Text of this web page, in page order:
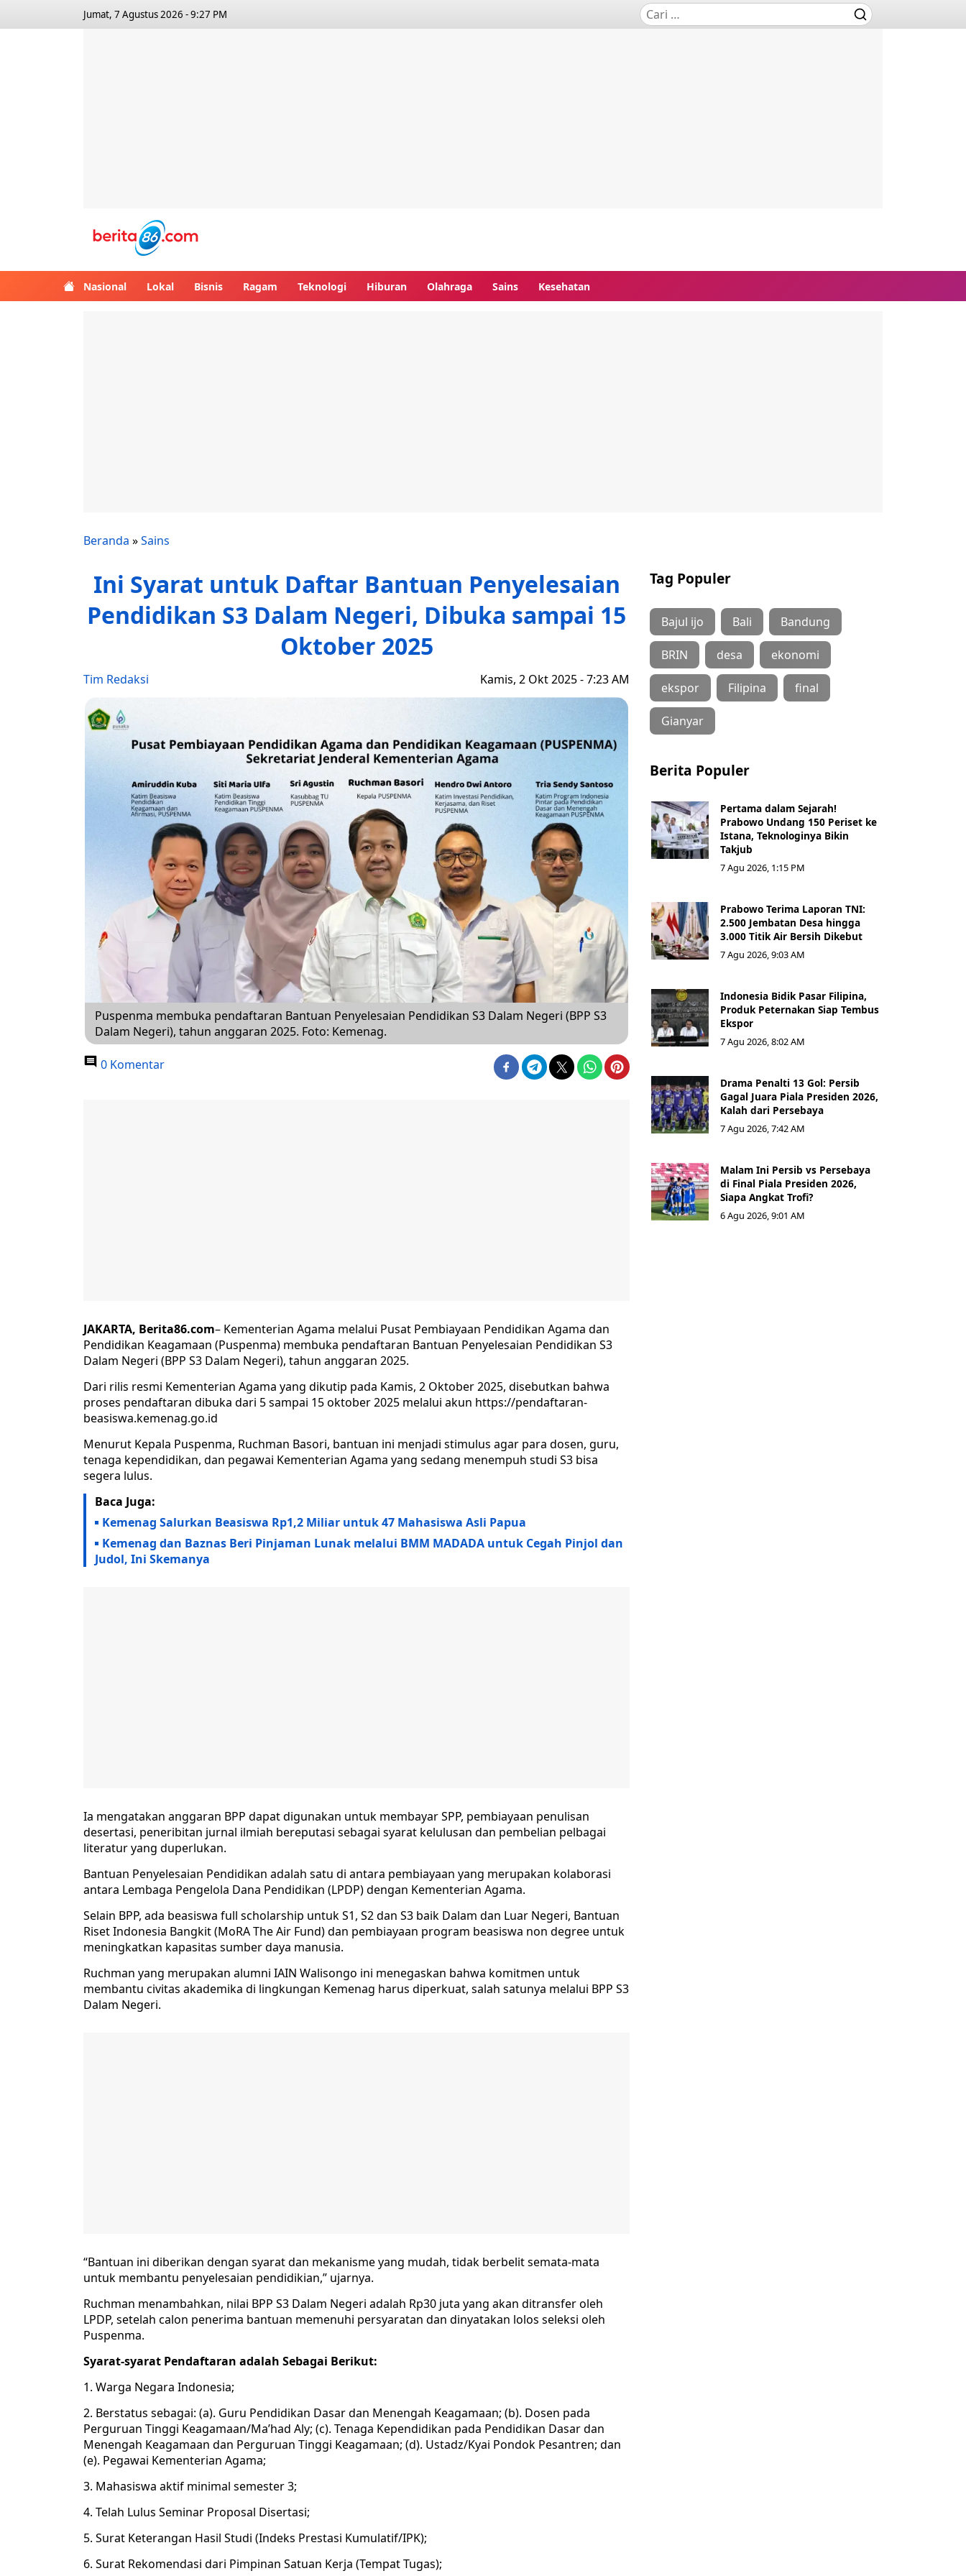
Jumat, 7 Agustus 2026 - 9:27 PM
Nasional Lokal Bisnis Ragam Teknologi Hiburan Olahraga Sains Kesehatan
Beranda »Sains
Ini Syarat untuk Daftar Bantuan Penyelesaian
Pendidikan S3 Dalam Negeri, Dibuka sampai 15
Oktober 2025
Tim Redaksi Kamis, 2 Okt 2025 - 7:23 AM
Puspenma membuka pendaftaran Bantuan Penyelesaian Pendidikan S3 Dalam Negeri (BPP S3
Dalam Negeri), tahun anggaran 2025. Foto: Kemenag.
0 Komentar
JAKARTA, Berita86.com– Kementerian Agama melalui Pusat Pembiayaan Pendidikan Agama dan
Pendidikan Keagamaan (Puspenma) membuka pendaftaran Bantuan Penyelesaian Pendidikan S3
Dalam Negeri (BPP S3 Dalam Negeri), tahun anggaran 2025.
Dari rilis resmi Kementerian Agama yang dikutip pada Kamis, 2 Oktober 2025, disebutkan bahwa
proses pendaftaran dibuka dari 5 sampai 15 oktober 2025 melalui akun https://pendaftaran-
beasiswa.kemenag.go.id
Menurut Kepala Puspenma, Ruchman Basori, bantuan ini menjadi stimulus agar para dosen, guru,
tenaga kependidikan, dan pegawai Kementerian Agama yang sedang menempuh studi S3 bisa
segera lulus.
Baca Juga:
Kemenag Salurkan Beasiswa Rp1,2 Miliar untuk 47 Mahasiswa Asli Papua
Kemenag dan Baznas Beri Pinjaman Lunak melalui BMM MADADA untuk Cegah Pinjol dan
Judol, Ini Skemanya
Ia mengatakan anggaran BPP dapat digunakan untuk membayar SPP, pembiayaan penulisan
desertasi, peneribitan jurnal ilmiah bereputasi sebagai syarat kelulusan dan pembelian pelbagai
literatur yang duperlukan.
Bantuan Penyelesaian Pendidikan adalah satu di antara pembiayaan yang merupakan kolaborasi
antara Lembaga Pengelola Dana Pendidikan (LPDP) dengan Kementerian Agama.
Selain BPP, ada beasiswa full scholarship untuk S1, S2 dan S3 baik Dalam dan Luar Negeri, Bantuan
Riset Indonesia Bangkit (MoRA The Air Fund) dan pembiayaan program beasiswa non degree untuk
meningkatkan kapasitas sumber daya manusia.
Ruchman yang merupakan alumni IAIN Walisongo ini menegaskan bahwa komitmen untuk
membantu civitas akademika di lingkungan Kemenag harus diperkuat, salah satunya melalui BPP S3
Dalam Negeri.
“Bantuan ini diberikan dengan syarat dan mekanisme yang mudah, tidak berbelit semata-mata
untuk membantu penyelesaian pendidikian,” ujarnya.
Ruchman menambahkan, nilai BPP S3 Dalam Negeri adalah Rp30 juta yang akan ditransfer oleh
LPDP, setelah calon penerima bantuan memenuhi persyaratan dan dinyatakan lolos seleksi oleh
Puspenma.
Syarat-syarat Pendaftaran adalah Sebagai Berikut:
1. Warga Negara Indonesia;
2. Berstatus sebagai: (a). Guru Pendidikan Dasar dan Menengah Keagamaan; (b). Dosen pada
Perguruan Tinggi Keagamaan/Ma’had Aly; (c). Tenaga Kependidikan pada Pendidikan Dasar dan
Menengah Keagamaan dan Perguruan Tinggi Keagamaan; (d). Ustadz/Kyai Pondok Pesantren; dan
(e). Pegawai Kementerian Agama;
3. Mahasiswa aktif minimal semester 3;
4. Telah Lulus Seminar Proposal Disertasi;
5. Surat Keterangan Hasil Studi (Indeks Prestasi Kumulatif/IPK);
6. Surat Rekomendasi dari Pimpinan Satuan Kerja (Tempat Tugas);
Tag Populer
Bajul ijo Bali Bandung
BRIN desa ekonomi
ekspor Filipina final
Gianyar
Berita Populer
Pertama dalam Sejarah!
Prabowo Undang 150 Periset ke
Istana, Teknologinya Bikin
Takjub
7 Agu 2026, 1:15 PM
Prabowo Terima Laporan TNI:
2.500 Jembatan Desa hingga
3.000 Titik Air Bersih Dikebut
7 Agu 2026, 9:03 AM
Indonesia Bidik Pasar Filipina,
Produk Peternakan Siap Tembus
Ekspor
7 Agu 2026, 8:02 AM
Drama Penalti 13 Gol: Persib
Gagal Juara Piala Presiden 2026,
Kalah dari Persebaya
7 Agu 2026, 7:42 AM
Malam Ini Persib vs Persebaya
di Final Piala Presiden 2026,
Siapa Angkat Trofi?
6 Agu 2026, 9:01 AM